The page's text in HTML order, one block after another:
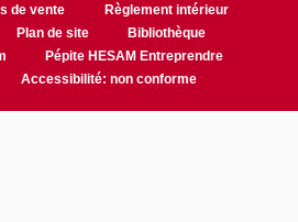
de vente
Règlement intérieur
Plan de site
Bibliothèque
Pépite HESAM Entreprendre
Accessibilité: non conforme